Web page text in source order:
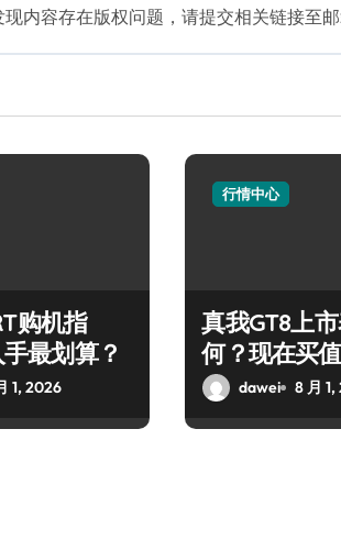
现内容存在版权问题，请提交相关链接至
购机指
最划算？
1, 2026
行情中心
真我GT8上
何？现在买
dawei 8 月